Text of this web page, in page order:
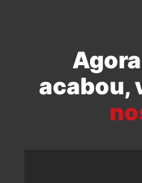
acabou,